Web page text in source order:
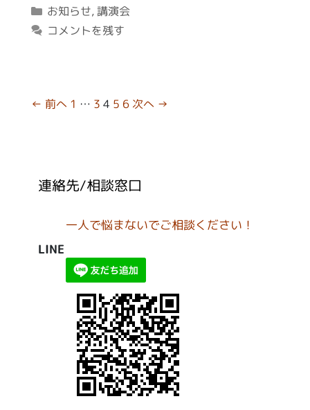
カ
テ
お知らせ,講演会
コメントを残す
投
ー
← 前へ 1 … 3 4 5 6 次へ →
連絡先/相談窓口
一人で悩まないでご相談ください！
LINE